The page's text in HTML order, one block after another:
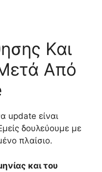
Και
Από
update είναι
δουλεύουμε με
πλαίσιο.
και του